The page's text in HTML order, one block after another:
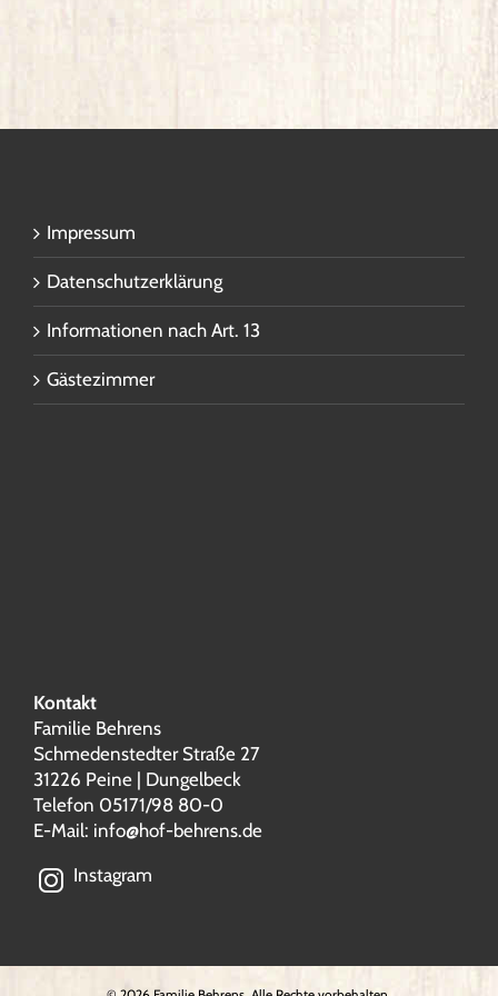
Impressum
Datenschutzerklärung
Informationen nach Art. 13
Gästezimmer
Kontakt
Familie Behrens
Schmedenstedter Straße 27
31226 Peine | Dungelbeck
Telefon 05171/98 80-0
E-Mail: info@hof-behrens.de
Instagram